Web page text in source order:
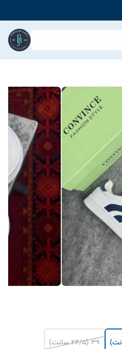
۳۹ (۲۴/۵ سانت)